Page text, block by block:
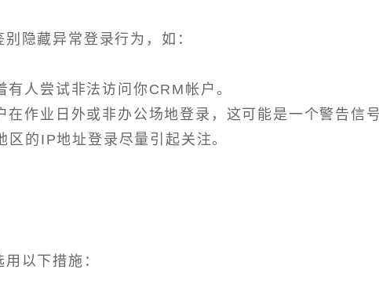
隐藏异常登录行为，如：
人尝试非法访问你CRM帐户。
在作业日外或非办公场地登录，这可能是一个警告信
的IP地址登录尽量引起关注。
以下措施：